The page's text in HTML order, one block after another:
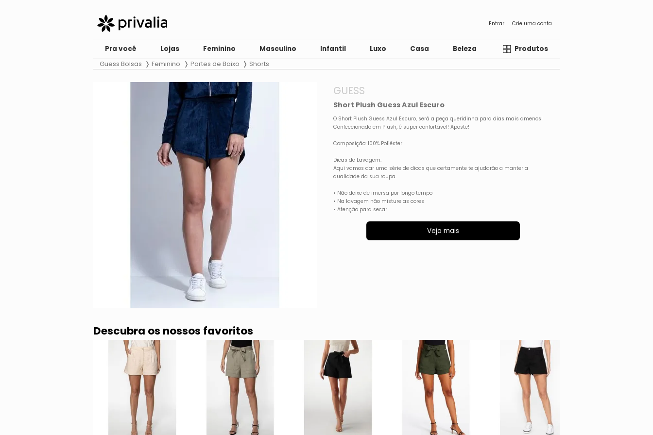
Entrar Crie uma conta
Pra você Lojas Feminino Masculino Infantil Luxo Casa Beleza LiquidaProdutos
Guess Bolsas Feminino Partes de Baixo Shorts
GUESS
Short Plush Guess Azul Escuro
O Short Plush Guess Azul Escuro, será a peça queridinha para dias mais amenos!
Confeccionado em Plush, é super confortável! Aposte!
Composição: 100% Poliéster
Dicas de Lavagem:
Aqui vamos dar uma série de dicas que certamente te ajudarão a manter a
qualidade da sua roupa.
• Não deixe de imersa por longo tempo
• Na lavagem não misture as cores
• Atenção para secar
Veja mais
Descubra os nossos favoritos